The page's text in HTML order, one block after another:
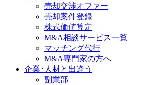
売却交渉オファー
売却案件登録
株式価値算定
M&A相談サービス一覧
マッチング代行
M&A専門家の方へ
企業･人材と出逢う
副業部